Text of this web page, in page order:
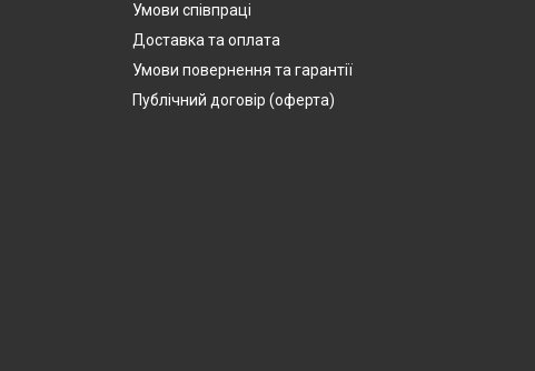
Умови співпраці
Доставка та оплата
Умови повернення та гарантії
Публічний договір (оферта)